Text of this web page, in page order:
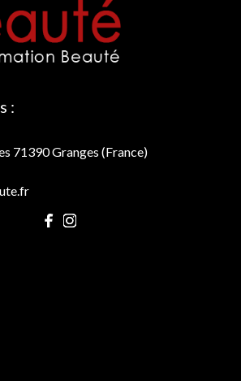
:
71390 Granges (France)